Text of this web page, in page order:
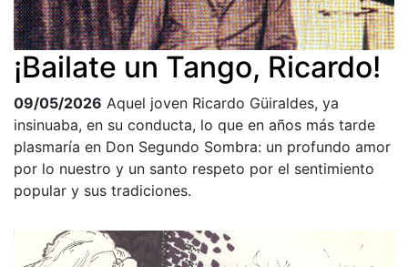
¡Bailate un Tango, Ricardo!
09/05/2026 Aquel joven Ricardo Güiraldes, ya
insinuaba, en su conducta, lo que en años más tarde
plasmaría en Don Segundo Sombra: un profundo amor
por lo nuestro y un santo respeto por el sentimiento
popular y sus tradiciones.